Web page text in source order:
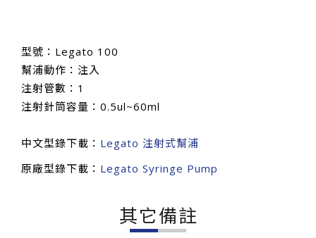
型號：Legato 100
幫浦動作：注入
注射管數：1
注射針筒容量：0.5ul~60ml
中文型錄下載： Legato 注射式幫浦
原廠型錄下載： Legato Syringe Pump
其它備註